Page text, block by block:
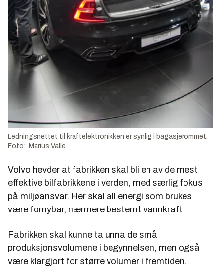
Ledningsnettet til kraftelektronikken er synlig i bagasjerommet.
Foto: Marius Valle
Volvo hevder at fabrikken skal bli en av de mest
effektive bilfabrikkene i verden, med særlig fokus
på miljøansvar. Her skal all energi som brukes
være fornybar, nærmere bestemt vannkraft.
Fabrikken skal kunne ta unna de små
produksjonsvolumene i begynnelsen, men også
være klargjort for større volumer i fremtiden.